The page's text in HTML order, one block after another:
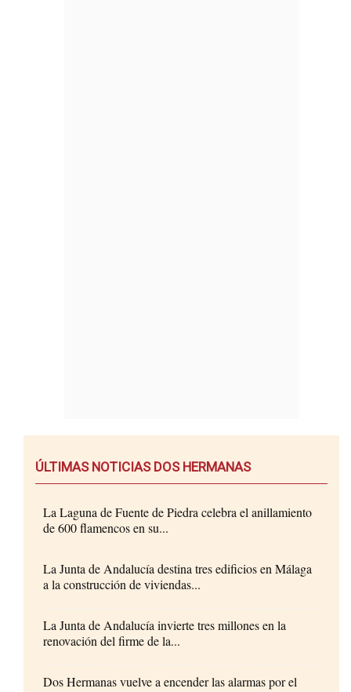
ÚLTIMAS NOTICIAS DOS HERMANAS
La Laguna de Fuente de Piedra celebra el anillamiento
de 600 flamencos en su...
La Junta de Andalucía destina tres edificios en Málaga
a la construcción de viviendas...
La Junta de Andalucía invierte tres millones en la
renovación del firme de la...
Dos Hermanas vuelve a encender las alarmas por el